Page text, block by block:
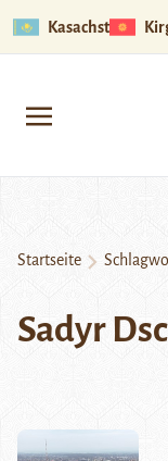
Kasachstan
Startseite
Sadyr